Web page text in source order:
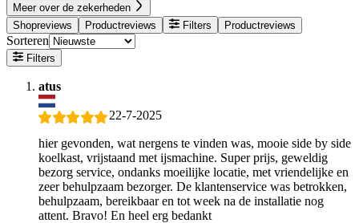
Meer over de zekerheden
Shopreviews
Productreviews Filters Productreviews
Sorteren
Filters
atus
22-7-2025
hier gevonden, wat nergens te vinden was, mooie side by side
koelkast, vrijstaand met ijsmachine. Super prijs, geweldig
bezorg service, ondanks moeilijke locatie, met vriendelijke en
zeer behulpzaam bezorger. De klantenservice was betrokken,
behulpzaam, bereikbaar en tot week na de installatie nog
attent. Bravo! En heel erg bedankt